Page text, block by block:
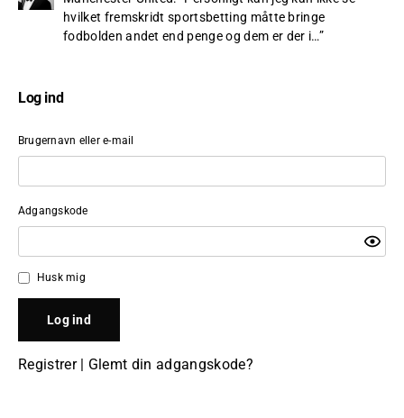
hvilket fremskridt sportsbetting måtte bringe
fodbolden andet end penge og dem er der i…”
Log ind
Brugernavn eller e-mail
Adgangskode
Husk mig
Registrer| Glemt din adgangskode?